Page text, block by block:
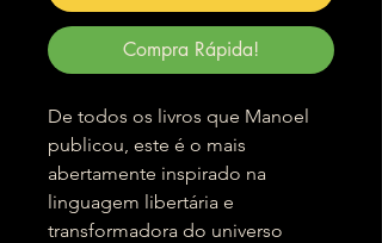
Compra Rápida!
De todos os livros que Manoel
publicou, este é o mais
abertamente inspirado na
linguagem libertária e
transformadora do universo